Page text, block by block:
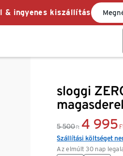
& ingyenes kiszállítás
sloggi
5 500 Ft 4 995
Az elmúlt 30 nap
Szállítási költséget